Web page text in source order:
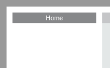
Home